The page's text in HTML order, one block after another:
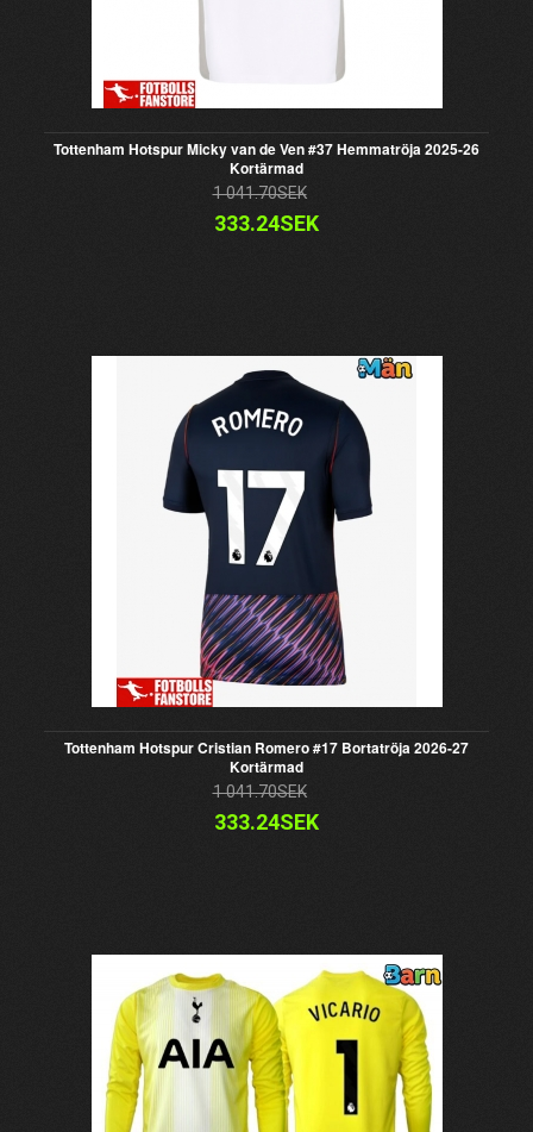
Tottenham Hotspur Micky van de Ven #37 Hemmatröja 2025-26
Kortärmad
1 041.70SEK
333.24SEK
Tottenham Hotspur Cristian Romero #17 Bortatröja 2026-27
Kortärmad
1 041.70SEK
333.24SEK